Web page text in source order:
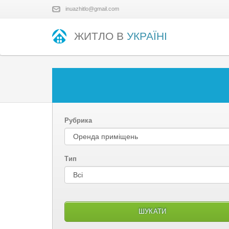
inuazhitlo@gmail.com
ЖИТЛО В УКРАЇНІ
Рубрика
Тип